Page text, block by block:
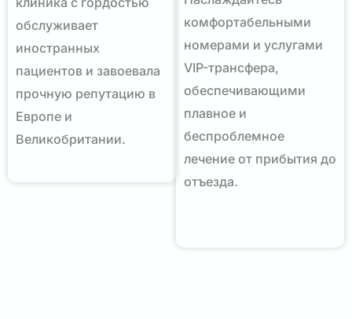
обслуживает
иностранных
пациентов и завоевала
прочную репутацию в
Европе и
Великобритании.
комфортабельными
номерами и услугами
VIP-трансфера,
обеспечивающими
плавное и
беспроблемное
лечение от прибытия до
отъезда.